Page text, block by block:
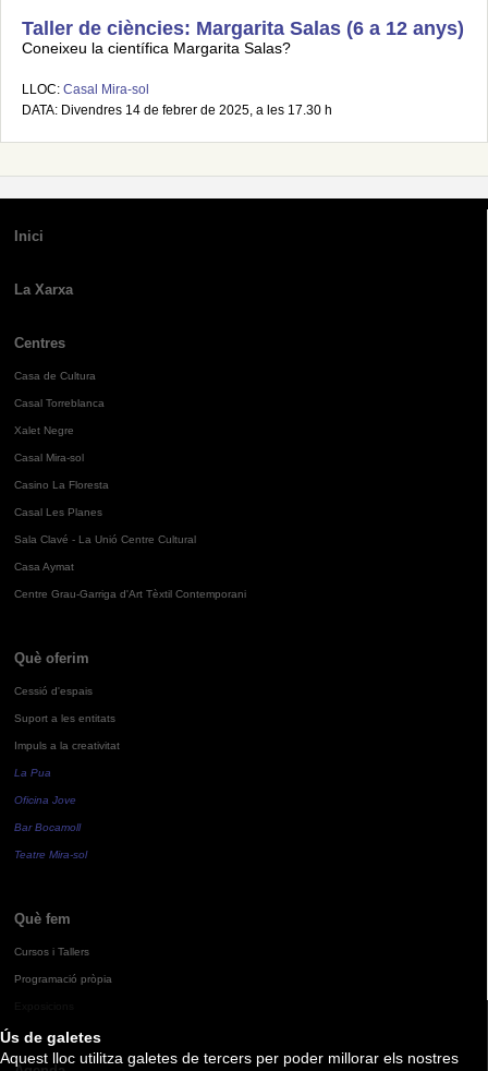
Ús de galetes
Aquest lloc utilitza galetes de tercers per poder millorar els nostres
Taller de ciències: Margarita Salas (6 a 12 anys)
Coneixeu la científica Margarita Salas?
LLOC: Casal Mira-sol
DATA: Divendres 14 de febrer de 2025, a les 17.30 h
Inici
La Xarxa
Centres
Casa de Cultura
Casal Torreblanca
Xalet Negre
Casal Mira-sol
Casino La Floresta
Casal Les Planes
Sala Clavé - La Unió Centre Cultural
Casa Aymat
Centre Grau-Garriga d'Art Tèxtil Contemporani
Què oferim
Cessió d'espais
Suport a les entitats
Impuls a la creativitat
La Pua
Oficina Jove
Bar Bocamoll
Teatre Mira-sol
Què fem
Cursos i Tallers
Programació pròpia